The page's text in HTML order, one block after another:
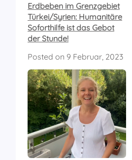
Erdbeben im Grenzgebiet
Türkei/Syrien: Humanitäre
Soforthilfe ist das Gebot
der Stunde!
Posted on 9 Februar, 2023